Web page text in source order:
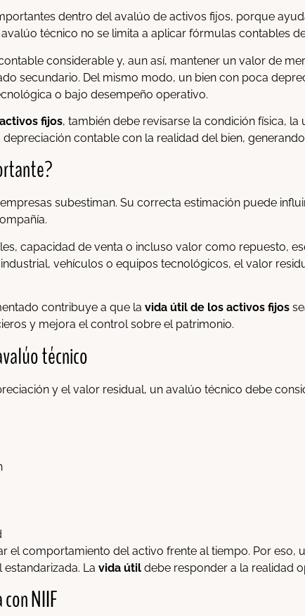
dentro del avalúo de activos fijos, porque
técnico no se limita a aplicar fórmulas contables
considerable y, aun así, mantener un valor de
secundario. Del mismo modo, un bien con poca
o bajo desempeño operativo.
fijos, también debe revisarse la condición física,
contable con la realidad del bien,
subestiman. Su correcta estimación puede
capacidad de venta o incluso valor como repuesto,
vehículos o equipos tecnológicos, el valor
contribuye a que la vida útil de los activos fijos
y mejora el control sobre el patrimonio.
técnico
y el valor residual, un avalúo técnico debe
el comportamiento del activo frente al tiempo. Por eso,
La vida útil debe responder a la realidad
NIIF